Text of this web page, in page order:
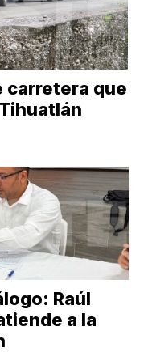
carretera que
Raúl
a la